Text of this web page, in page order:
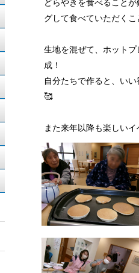
どらやきを食べること
グして食べていただく
生地を混ぜて、ホット
成！
自分たちで作ると、い
🥰
また来年以降も楽しい